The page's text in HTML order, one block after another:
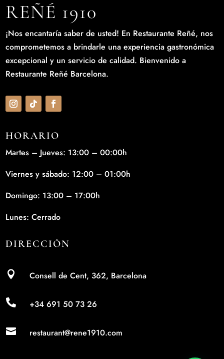
REÑÉ 1910
¡Nos encantaría saber de usted! En Restaurante Reñé, nos
comprometemos a brindarle una experiencia gastronómica
excepcional y un servicio de calidad. Bienvenido a
Restaurante Reñé Barcelona.
HORARIO
Martes – Jueves: 13:00 – 00:00h
Viernes y sábado: 12:00 – 01:00h
Domingo: 13:00 – 17:00h
Lunes: Cerrado
DIRECCIÓN
 Consell de Cent, 362, Barcelona
 +34 691 50 73 26
 restaurant@rene1910.com